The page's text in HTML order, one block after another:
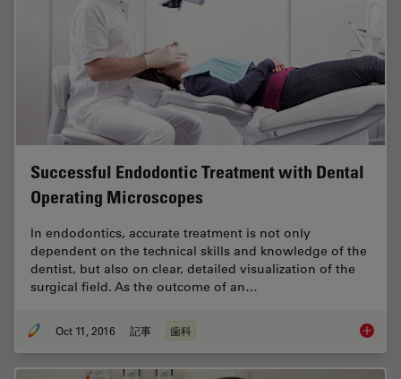
Successful Endodontic Treatment with Dental
Operating Microscopes
In endodontics, accurate treatment is not only
dependent on the technical skills and knowledge of the
dentist, but also on clear, detailed visualization of the
surgical field. As the outcome of an…
Oct 11, 2016 記事 歯科